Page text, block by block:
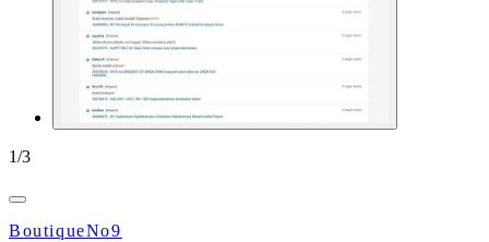
1/3
BoutiqueNo9